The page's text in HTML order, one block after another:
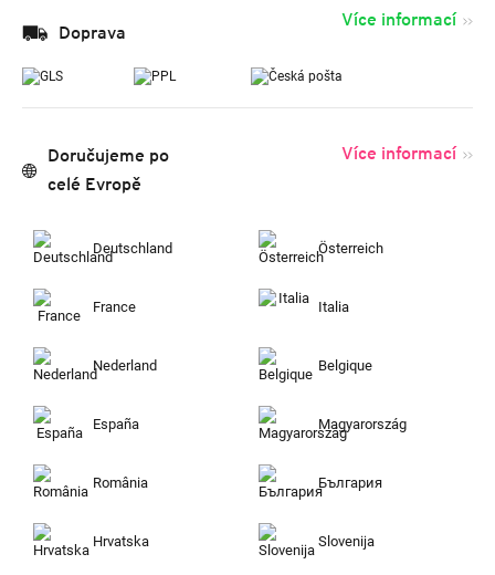
Doprava
Více informací
Doručujeme po
celé Evropě
Více informací
Deutschland Österreich
France Italia
Nederland Belgique
España Magyarország
România България
Hrvatska Slovenija